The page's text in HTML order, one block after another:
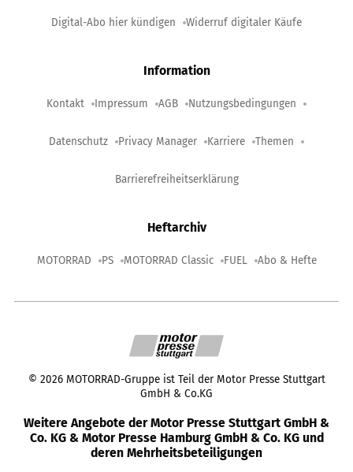
Digital-Abo hier kündigen Widerruf digitaler Käufe
Information
Kontakt Impressum AGB Nutzungsbedingungen
Datenschutz Privacy Manager Karriere Themen
Barrierefreiheitserklärung
Heftarchiv
MOTORRAD PS MOTORRAD Classic FUEL Abo & Hefte
© 2026 MOTORRAD-Gruppe ist Teil der Motor Presse Stuttgart
GmbH & Co.KG
Weitere Angebote der Motor Presse Stuttgart GmbH &
Co. KG & Motor Presse Hamburg GmbH & Co. KG und
deren Mehrheitsbeteiligungen